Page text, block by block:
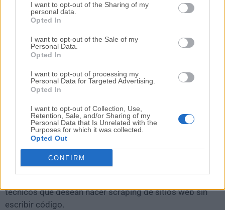
I want to opt-out of the Sharing of my
personal data.
Opted In
I want to opt-out of the Sale of my
Personal Data.
Opted In
I want to opt-out of processing my
Personal Data for Targeted Advertising.
Opted In
I want to opt-out of Collection, Use,
Retention, Sale, and/or Sharing of my
Personal Data that Is Unrelated with the
Purposes for which it was collected.
Opted Out
CONFIRM
Preguntas Frecuentes
¿Thunderbit es adecuado para principiantes?
técnicos que desean hacer scraping de sitios web sin
escribir código.